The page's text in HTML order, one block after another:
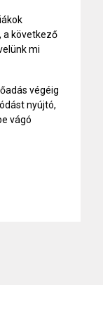
a következő
mi
végéig
nyújtó,
vágó